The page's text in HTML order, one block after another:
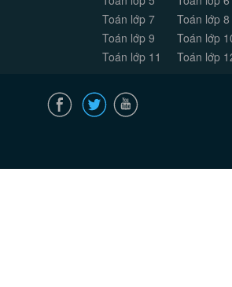
Toán lớp 7
Toán lớp 9
Toán lớp 11
Toán lớp 8
Toán lớp
Toán lớp